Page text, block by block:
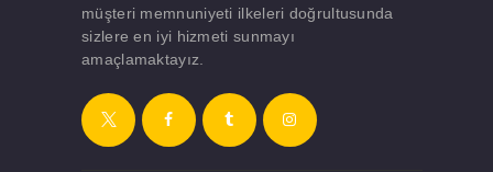
müşteri memnuniyeti ilkeleri doğrultusunda
sizlere en iyi hizmeti sunmayı
amaçlamaktayız.